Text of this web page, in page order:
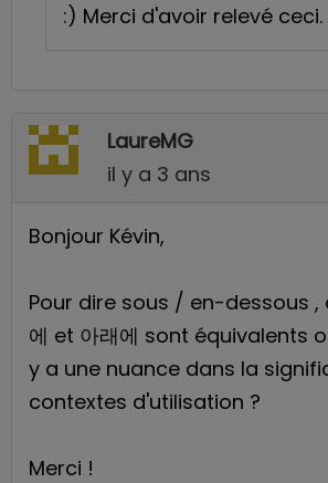
:) Merci d'avoir relevé ceci.
LaureMG
il y a 3 ans
Bonjour Kévin,
Pour dire sous / en-dessous ,
에 et 아래에 sont équivalents
y a une nuance dans la
contextes d'utilisation ?
Merci !